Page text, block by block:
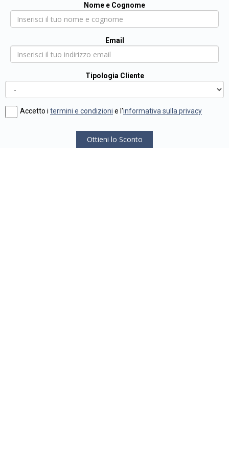
Nome e Cognome
Email
Tipologia Cliente
Accetto i termini e condizioni e l'informativa sulla privacy
Ottieni lo Sconto